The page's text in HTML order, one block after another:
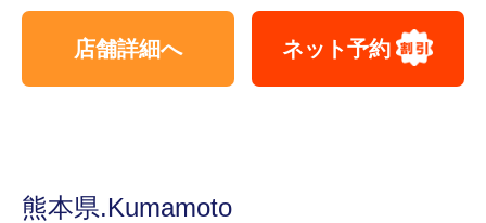
店舗詳細へ ネット予約
熊本県.Kumamoto